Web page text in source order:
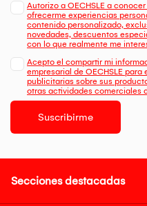
Autorizo a OECHSLE a
ofrecerme experiencias
contenido personalizado,
novedades, descuentos
con lo que realmente me
Acepto el compartir mi
empresarial de OECHSLE
publicitarias sobre sus
otras actividades comerciales
Suscribirme
Secciones destacadas